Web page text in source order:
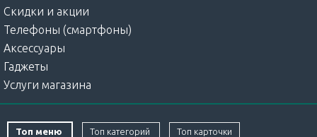
Скидки и акции
Телефоны (смартфоны)
Аксессуары
Гаджеты
Услуги магазина
Топ меню Топ категорий Топ карточки